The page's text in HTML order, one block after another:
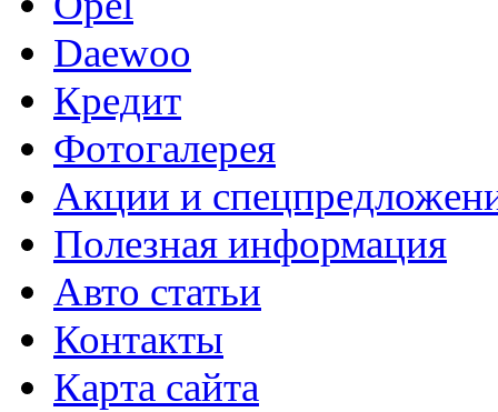
Daewoo
Кредит
Фотогалерея
Акции и
Полезная информация
Авто статьи
Контакты
Карта сайта